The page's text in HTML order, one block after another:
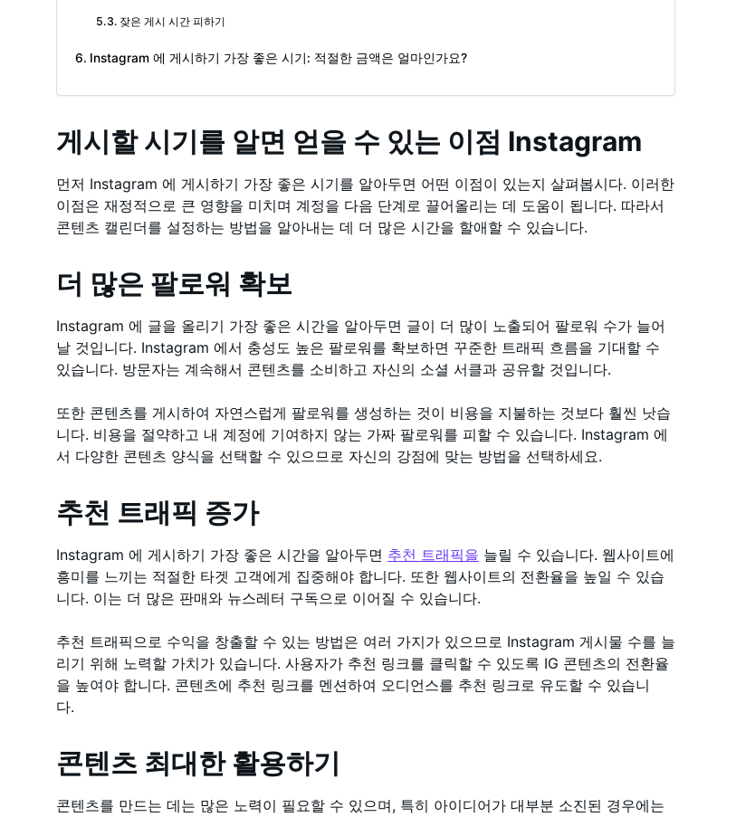
잦은 게시 시간 피하기
Instagram 에 게시하기 가장 좋은 시기: 적절한 금액은 얼마인가요?
게시할 시기를 알면 얻을 수 있는 이점 Instagram
먼저 Instagram 에 게시하기 가장 좋은 시기를 알아두면 어떤 이점이 있는지 살펴봅시다. 이러한
이점은 재정적으로 큰 영향을 미치며 계정을 다음 단계로 끌어올리는 데 도움이 됩니다. 따라서
콘텐츠 캘린더를 설정하는 방법을 알아내는 데 더 많은 시간을 할애할 수 있습니다.
더 많은 팔로워 확보
Instagram 에 글을 올리기 가장 좋은 시간을 알아두면 글이 더 많이 노출되어 팔로워 수가 늘어
날 것입니다. Instagram 에서 충성도 높은 팔로워를 확보하면 꾸준한 트래픽 흐름을 기대할 수
있습니다. 방문자는 계속해서 콘텐츠를 소비하고 자신의 소셜 서클과 공유할 것입니다.
또한 콘텐츠를 게시하여 자연스럽게 팔로워를 생성하는 것이 비용을 지불하는 것보다 훨씬 낫습
니다. 비용을 절약하고 내 계정에 기여하지 않는 가짜 팔로워를 피할 수 있습니다. Instagram 에
서 다양한 콘텐츠 양식을 선택할 수 있으므로 자신의 강점에 맞는 방법을 선택하세요.
추천 트래픽 증가
Instagram 에 게시하기 가장 좋은 시간을 알아두면 추천 트래픽을 늘릴 수 있습니다. 웹사이트에
흥미를 느끼는 적절한 타겟 고객에게 집중해야 합니다. 또한 웹사이트의 전환율을 높일 수 있습
니다. 이는 더 많은 판매와 뉴스레터 구독으로 이어질 수 있습니다.
추천 트래픽으로 수익을 창출할 수 있는 방법은 여러 가지가 있으므로 Instagram 게시물 수를 늘
리기 위해 노력할 가치가 있습니다. 사용자가 추천 링크를 클릭할 수 있도록 IG 콘텐츠의 전환율
을 높여야 합니다. 콘텐츠에 추천 링크를 멘션하여 오디언스를 추천 링크로 유도할 수 있습니
다.
콘텐츠 최대한 활용하기
콘텐츠를 만드는 데는 많은 노력이 필요할 수 있으며, 특히 아이디어가 대부분 소진된 경우에는